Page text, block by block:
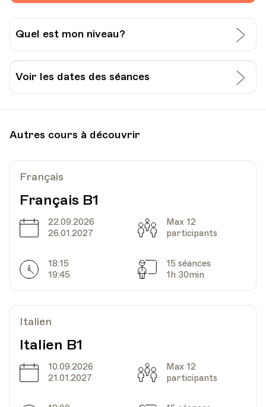
Quel est mon niveau?
J’évalue moi-même mon niveau:
Grille pour l’auto-évaluation du CECR
Lausanne:
Voir les dates des séances
Lieu1005, Lausanne
Av. de Cour 33
Date
01.10.2026 Heure
18.00
Lieu1005, Lausanne
Av. de Cour 33
Date
Lieu
HEP - Haute Ecole Pédagogique
1005, Lausanne
Autres cours à découvrir
Français
Français B1
Date
22.09.2026
26.01.2027
Capacité
Max 12
participants
Horarires
18:15
19:45
Séances
15 séances
1h 30min
Italien
Italien B1
Date
10.09.2026
21.01.2027
Capacité
Max 12
participants